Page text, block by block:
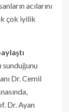
acılarını
çok iyilik
Dr. Cemil
Dr. Ayan